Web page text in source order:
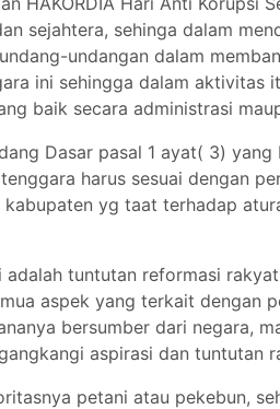
sejahtera, sehinga dalam
undangan dalam
ini sehingga dalam
baik secara administrasi
Dasar pasal 1 ayat( 3)
harus sesuai dengan
yg taat terhadap
tuntutan reformasi
aspek yang terkait dengan
bersumber dari negara,
aspirasi dan tuntutan
petani atau pekebun,